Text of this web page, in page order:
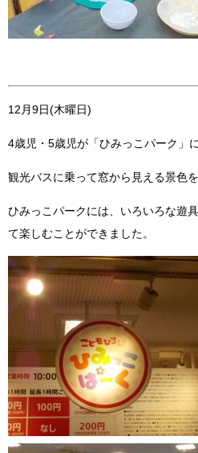
12月9日(木曜日)
4歳児・5歳児が「ひみっこパーク」
観光バスに乗って窓から見える景色
ひみっこパークには、いろいろな遊
て楽しむことができました。